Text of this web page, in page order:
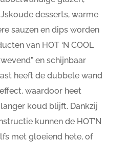
desserts, warme
sauzen en dips worden
van HOT ‘N COOL
en schijnbaar
heeft de dubbele wand
waardoor heet
koud blijft. Dankzij
kunnen de HOT’N
met gloeiend hete, of